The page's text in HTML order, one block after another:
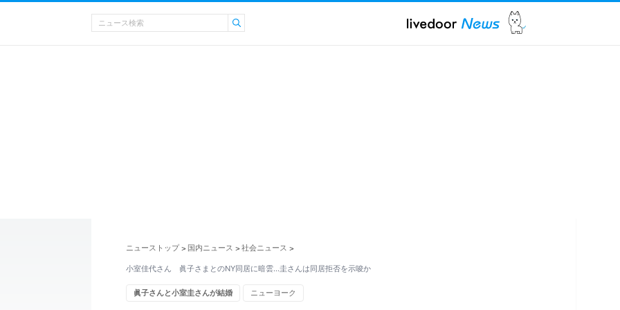
ニューストップ > 国内ニュース > 社会ニュース >
小室佳代さん 眞子さまとのNY同居に暗雲…圭さんは同居拒否を示唆か
眞子さんと小室圭さんが結婚 ニューヨーク